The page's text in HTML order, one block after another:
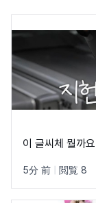
이 글씨체 뭘까
5分 前 閲覧 8